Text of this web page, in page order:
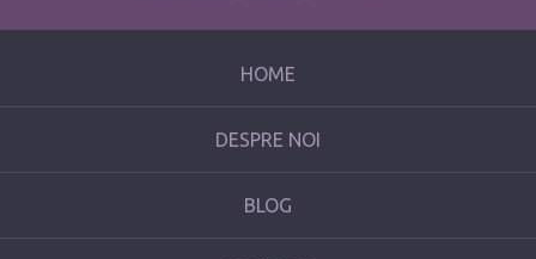
HOME
DESPRE NOI
BLOG